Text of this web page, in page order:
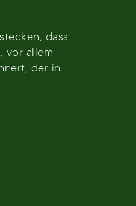
dass
vor allem
der in